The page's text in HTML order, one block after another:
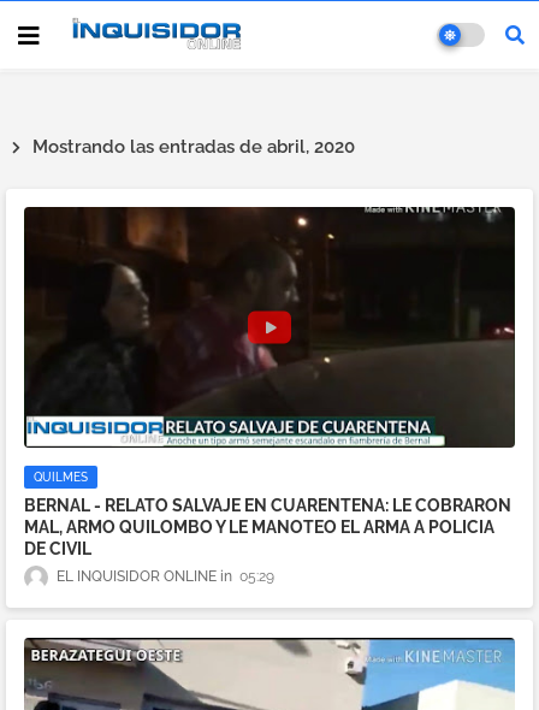
Mostrando las entradas de abril, 2020
QUILMES
BERNAL - RELATO SALVAJE EN CUARENTENA: LE COBRARON
MAL, ARMO QUILOMBO Y LE MANOTEO EL ARMA A POLICIA
DE CIVIL
EL INQUISIDOR ONLINE 05:29